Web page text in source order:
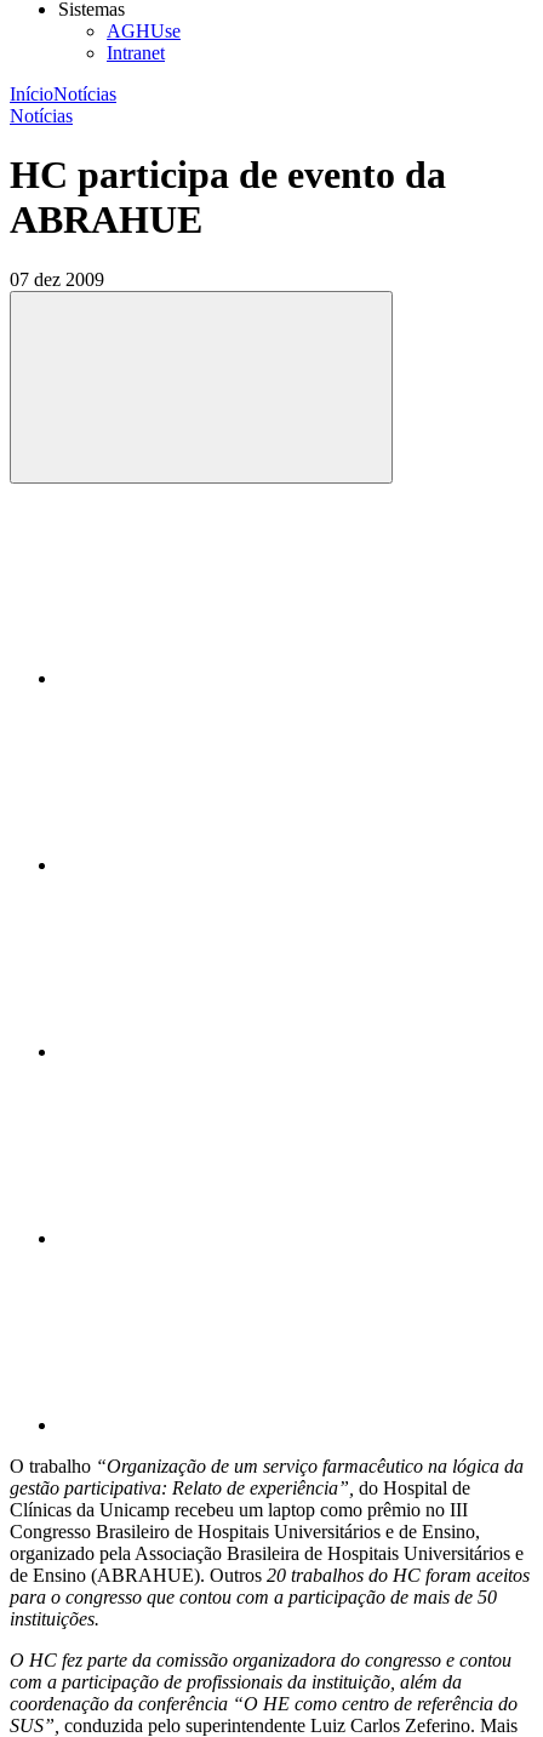
Sistemas
AGHUse
Intranet
InícioNotícias
Notícias
HC participa de evento da
ABRAHUE
07 dez 2009
Compartilhar
O trabalho “Organização de um serviço farmacêutico na lógica da
gestão participativa: Relato de experiência”, do Hospital de
Clínicas da Unicamp recebeu um laptop como prêmio no III
Congresso Brasileiro de Hospitais Universitários e de Ensino,
organizado pela Associação Brasileira de Hospitais Universitários e
de Ensino (ABRAHUE). Outros 20 trabalhos do HC foram aceitos
para o congresso que contou com a participação de mais de 50
instituições.
O HC fez parte da comissão organizadora do congresso e contou
com a participação de profissionais da instituição, além da
coordenação da conferência “O HE como centro de referência do
SUS”, conduzida pelo superintendente Luiz Carlos Zeferino. Mais